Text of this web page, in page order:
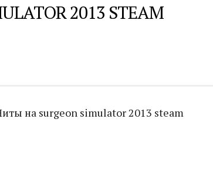
2013 STEAM
на surgeon simulator 2013 steam